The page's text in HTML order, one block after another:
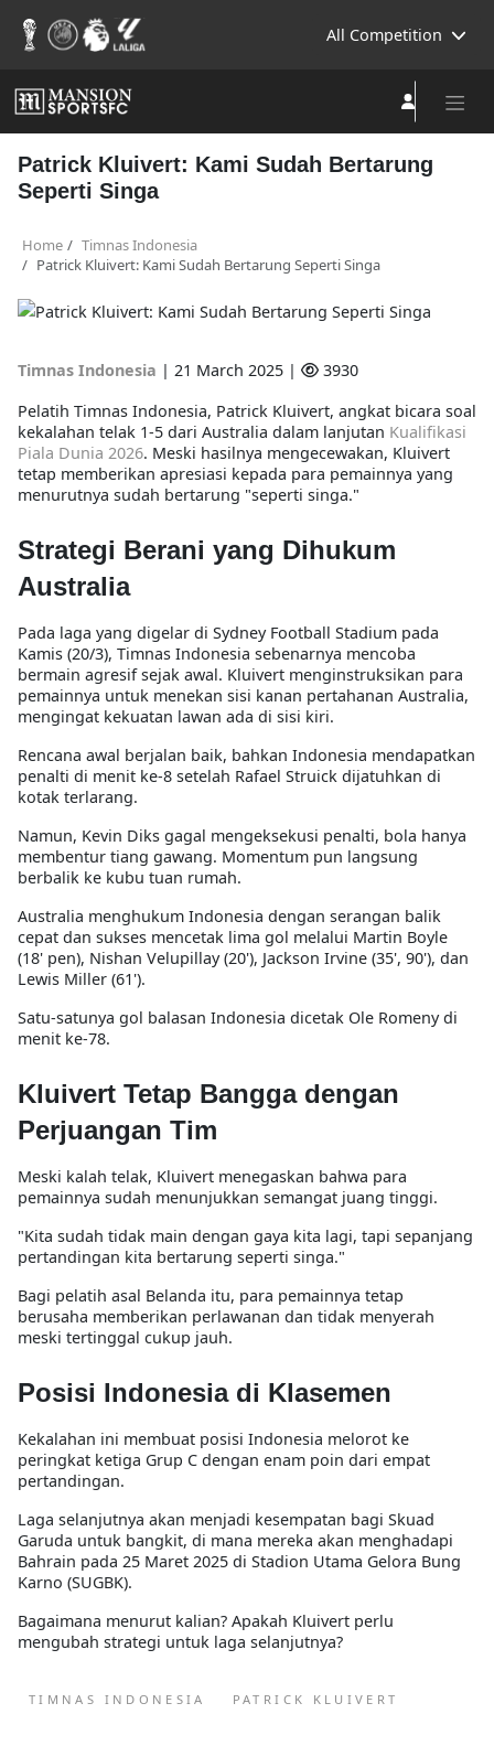
All Competition
Patrick Kluivert: Kami Sudah Bertarung
Seperti Singa
Home
Timnas Indonesia
Patrick Kluivert: Kami Sudah Bertarung Seperti Singa
Timnas Indonesia | 21 March 2025 |
3930
Pelatih Timnas Indonesia, Patrick Kluivert, angkat bicara soal
kekalahan telak 1-5 dari Australia dalam lanjutan Kualifikasi
Piala Dunia 2026. Meski hasilnya mengecewakan, Kluivert
tetap memberikan apresiasi kepada para pemainnya yang
menurutnya sudah bertarung "seperti singa."
Strategi Berani yang Dihukum
Australia
Pada laga yang digelar di Sydney Football Stadium pada
Kamis (20/3), Timnas Indonesia sebenarnya mencoba
bermain agresif sejak awal. Kluivert menginstruksikan para
pemainnya untuk menekan sisi kanan pertahanan Australia,
mengingat kekuatan lawan ada di sisi kiri.
Rencana awal berjalan baik, bahkan Indonesia mendapatkan
penalti di menit ke-8 setelah Rafael Struick dijatuhkan di
kotak terlarang.
Namun, Kevin Diks gagal mengeksekusi penalti, bola hanya
membentur tiang gawang. Momentum pun langsung
berbalik ke kubu tuan rumah.
Australia menghukum Indonesia dengan serangan balik
cepat dan sukses mencetak lima gol melalui Martin Boyle
(18' pen), Nishan Velupillay (20'), Jackson Irvine (35', 90'), dan
Lewis Miller (61').
Satu-satunya gol balasan Indonesia dicetak Ole Romenydi
menit ke-78.
Kluivert Tetap Bangga dengan
Perjuangan Tim
Meski kalah telak, Kluivert menegaskan bahwa para
pemainnya sudah menunjukkan semangat juang tinggi.
"Kita sudah tidak main dengan gaya kita lagi, tapi sepanjang
pertandingan kita bertarung seperti singa."
Bagi pelatih asal Belanda itu, para pemainnya tetap
berusaha memberikan perlawanan dan tidak menyerah
meski tertinggal cukup jauh.
Posisi Indonesia di Klasemen
Kekalahan ini membuat posisi Indonesia melorot ke
peringkat ketiga Grup C dengan enam poin dari empat
pertandingan.
Laga selanjutnya akan menjadi kesempatan bagi Skuad
Garuda untuk bangkit, di mana mereka akan menghadapi
Bahrain pada 25 Maret 2025 di Stadion Utama Gelora Bung
Karno (SUGBK).
Bagaimana menurut kalian? Apakah Kluivert perlu
mengubah strategi untuk laga selanjutnya?
TIMNAS INDONESIA PATRICK KLUIVERT